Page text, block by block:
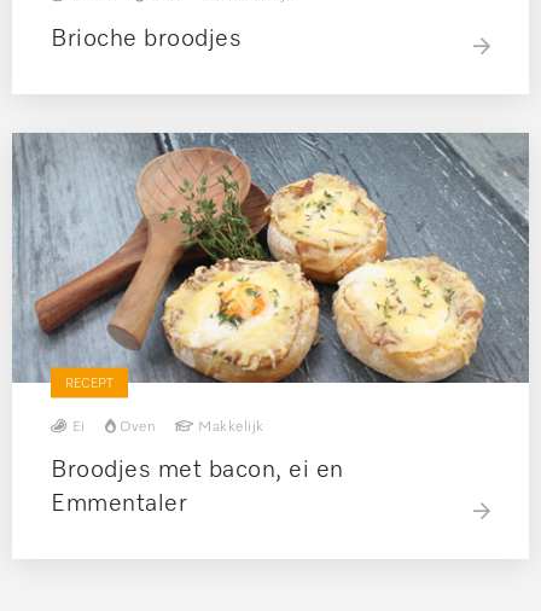
Brioche broodjes
RECEPT
Ei Oven Makkelijk
Broodjes met bacon, ei en
Emmentaler